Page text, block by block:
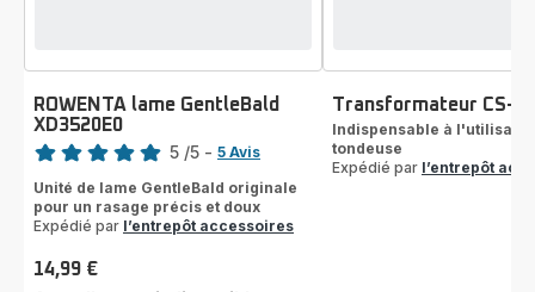
ROWENTA lame GentleBald
XD3520E0
Note
5
étoiles
5 /5 - 5 Avis
Unité de lame GentleBald originale
pour un rasage précis et doux
Expédié par l’entrepôt accessoires
Prix
14,99 €
Transformateur CS-
Indispensable à
tondeuse
Expédié par l’entrepôt